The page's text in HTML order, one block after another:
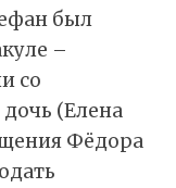
был
–
со
(Елена
Фёдора